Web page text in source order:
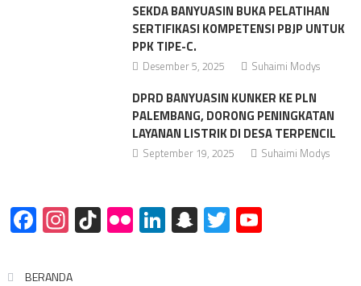
SEKDA BANYUASIN BUKA PELATIHAN
SERTIFIKASI KOMPETENSI PBJP UNTUK
PPK TIPE-C.
Desember 5, 2025 Suhaimi Modys
DPRD BANYUASIN KUNKER KE PLN
PALEMBANG, DORONG PENINGKATAN
LAYANAN LISTRIK DI DESA TERPENCIL
September 19, 2025 Suhaimi Modys
Facebook
Instagram
TikTok
FlickrLinkedIn
Snapchat
TwitterYouTube
BERANDA